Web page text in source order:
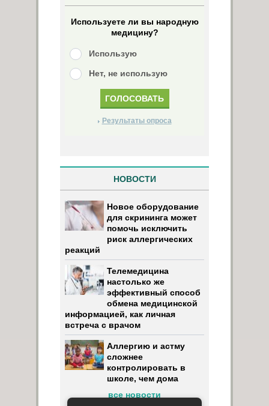
Используете ли вы народную
медицину?
Использую
Нет, не использую
Результаты опроса
НОВОСТИ
Новое оборудование
для скрининга может
помочь исключить
риск аллергических
реакций
Телемедицина
настолько же
эффективный способ
обмена медицинской
информацией, как личная
встреча с врачом
Аллергию и астму
сложнее
контролировать в
школе, чем дома
все новости